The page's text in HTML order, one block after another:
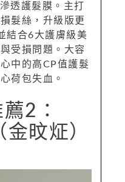
透護髮膜。主打
髮絲，升級版更
結合6大護膚級美
受損問題。大容
中的高CP值護髮
荷包失血。
2：
旼炡）